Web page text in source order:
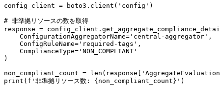
config_client = boto3.client('config')
# 非準拠リソースの数を取得
response =
    ConfigurationAggregatorName='central-aggregator',
    ConfigRuleName='required-tags',
    ComplianceType='NON_COMPLIANT'
)
non_compliant_count =
print(f'非準拠リソース数: {non_compliant_count}')